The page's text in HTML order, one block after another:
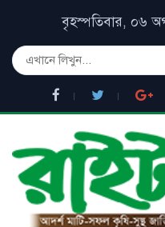
বৃহস্পতিবার, ০৬